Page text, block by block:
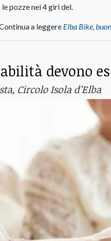
pozze nei 4 giri del.
a leggere Elba Bike,
devono
Circolo Isola d’Elba